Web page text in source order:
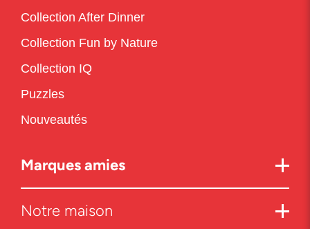
Collection After Dinner
Collection Fun by Nature
Collection IQ
Puzzles
Nouveautés
Marques amies
Notre maison